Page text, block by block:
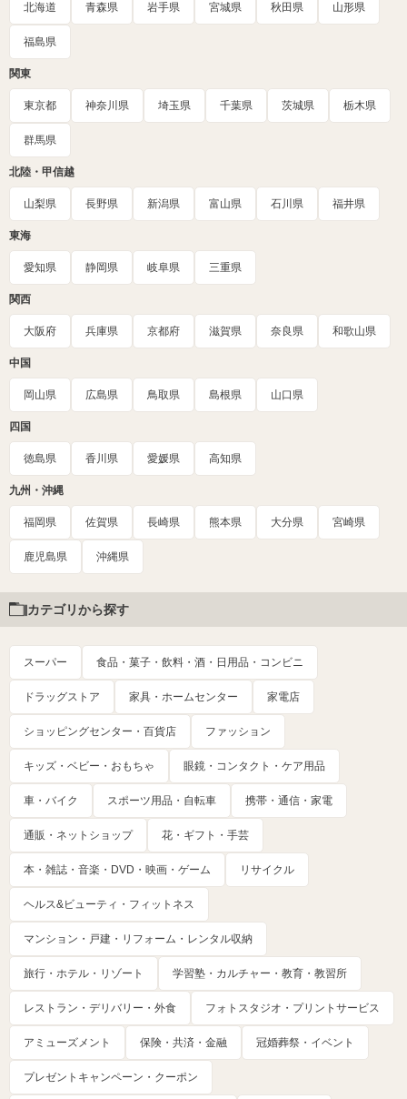
北海道 青森県 岩手県 宮城県 秋田県 山形県
福島県
関東
東京都 神奈川県 埼玉県 千葉県 茨城県 栃木県
群馬県
北陸・甲信越
山梨県 長野県 新潟県 富山県 石川県 福井県
東海
愛知県 静岡県 岐阜県 三重県
関西
大阪府 兵庫県 京都府 滋賀県 奈良県 和歌山県
中国
岡山県 広島県 鳥取県 島根県 山口県
四国
徳島県 香川県 愛媛県 高知県
九州・沖縄
福岡県 佐賀県 長崎県 熊本県 大分県 宮崎県
鹿児島県 沖縄県
カテゴリから探す
スーパー 食品・菓子・飲料・酒・日用品・コンビニ
ドラッグストア 家具・ホームセンター 家電店
ショッピングセンター・百貨店 ファッション
キッズ・ベビー・おもちゃ 眼鏡・コンタクト・ケア用品
車・バイク スポーツ用品・自転車 携帯・通信・家電
通販・ネットショップ 花・ギフト・手芸
本・雑誌・音楽・DVD・映画・ゲーム リサイクル
ヘルス&ビューティ・フィットネス
マンション・戸建・リフォーム・レンタル収納
旅行・ホテル・リゾート 学習塾・カルチャー・教育・教習所
レストラン・デリバリー・外食 フォトスタジオ・プリントサービス
アミューズメント 保険・共済・金融 冠婚葬祭・イベント
プレゼントキャンペーン・クーポン